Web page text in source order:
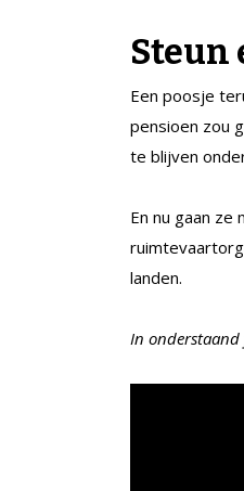
Steun
Een poosje
pensioen zou
te blijven
En nu gaan
landen.
In onderstaand